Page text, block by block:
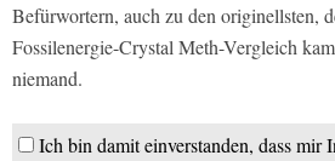
Befürwortern, auch zu den originellsten,
Fossilenergie-Crystal Meth-Vergleich
niemand.
Ich bin damit einverstanden, dass mir